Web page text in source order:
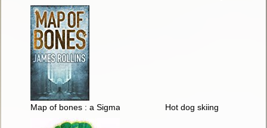
Map of bones : a Sigma Force novelHot dog skiing